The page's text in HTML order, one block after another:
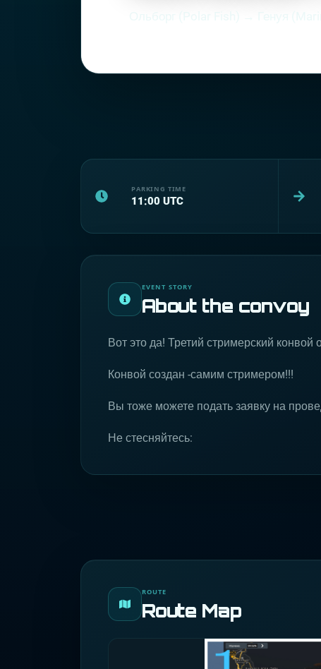
PARKING TIME
11:00 UTC
EVENT STORY
About the convoy
Вот это да! Третий стримерский конвой
Конвой создан -самим стримером!!!
Вы тоже можете подать заявку на
Не стесняйтесь:
ROUTE
Route Map